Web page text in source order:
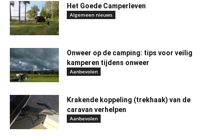
Het Goede Camperleven
Algemeen nieuws
Onweer op de camping: tips voor veilig
kamperen tijdens onweer
Aanbevolen
Krakende koppeling (trekhaak) van de
caravan verhelpen
Aanbevolen